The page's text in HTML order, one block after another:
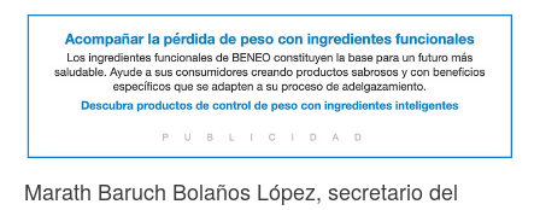
Marath Baruch Bolaños López, secretario del